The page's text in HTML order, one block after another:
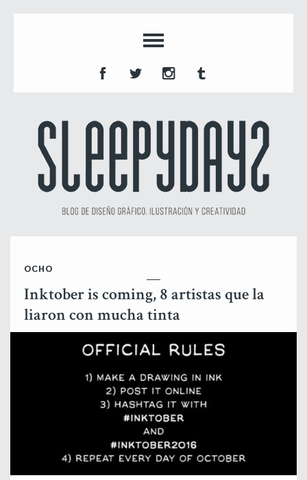
OCHO
Inktober is coming, 8 artistas que la
liaron con mucha tinta